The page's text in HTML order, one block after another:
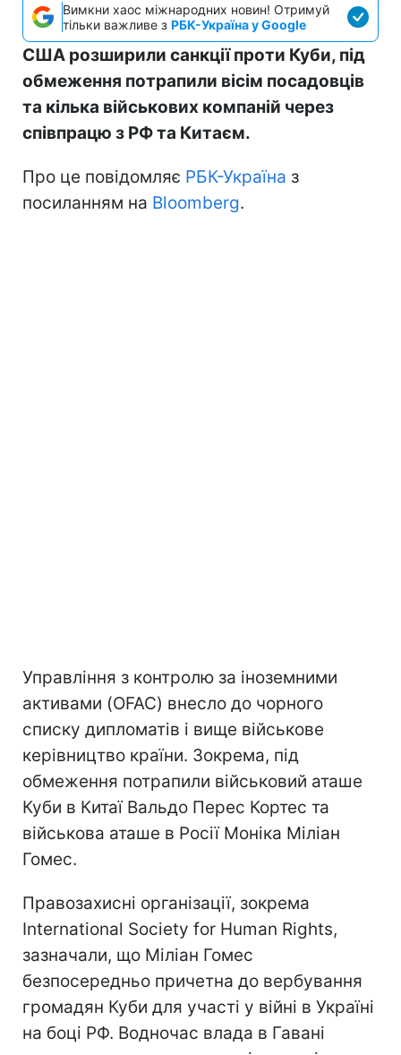
Вимкни хаос міжнародних новин! Отримуй
тільки важливе з РБК-Україна у Google
США розширили санкції проти Куби, під
обмеження потрапили вісім посадовців
та кілька військових компаній через
співпрацю з РФ та Китаєм.
Про це повідомляє РБК-Україна з
посиланням на Bloomberg.
Управління з контролю за іноземними
активами (OFAC) внесло до чорного
списку дипломатів і вище військове
керівництво країни. Зокрема, під
обмеження потрапили військовий аташе
Куби в Китаї Вальдо Перес Кортес та
військова аташе в Росії Моніка Міліан
Гомес.
Правозахисні організації, зокрема
International Society for Human Rights,
зазначали, що Міліан Гомес
безпосередньо причетна до вербування
громадян Куби для участі у війні в Україні
на боці РФ. Водночас влада в Гавані